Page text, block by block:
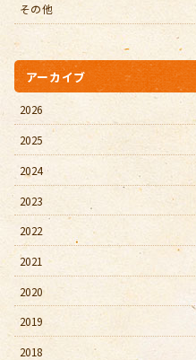
その他
アーカイブ
2026
2025
2024
2023
2022
2021
2020
2019
2018